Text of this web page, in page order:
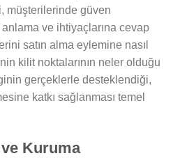
müşterilerinde güven
ve ihtiyaçlarına cevap
satın alma eylemine nasıl
kilit noktalarının neler olduğu
gerçeklerle desteklendiği,
katkı sağlanması temel
Kuruma